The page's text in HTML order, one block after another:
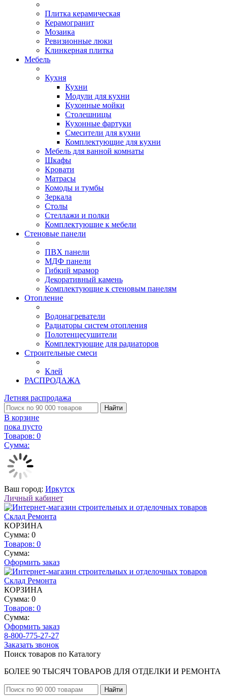
Плитка керамическая
Керамогранит
Мозаика
Ревизионные люки
Клинкерная плитка
Мебель
Кухня
Кухни
Модули для кухни
Кухонные мойки
Столешницы
Кухонные фартуки
Смесители для кухни
Комплектующие для кухни
Мебель для ванной комнаты
Шкафы
Кровати
Матрасы
Комоды и тумбы
Зеркала
Столы
Стеллажи и полки
Комплектующие к мебели
Стеновые панели
ПВХ панели
МДФ панели
Гибкий мрамор
Декоративный камень
Комплектующие к стеновым панелям
Отопление
Водонагреватели
Радиаторы систем отопления
Полотенцесушители
Комплектующие для радиаторов
Строительные смеси
Клей
РАСПРОДАЖА
Летняя распродажа
Найти
В корзине
пока пусто
Товаров: 0
Сумма:
Ваш город: Иркутск
Личный кабинет
КОРЗИНА
Сумма: 0
Товаров: 0
Сумма:
Оформить заказ
КОРЗИНА
Сумма: 0
Товаров: 0
Сумма:
Оформить заказ
8-800-775-27-27
Заказать звонок
Поиск товаров по Каталогу
БОЛЕЕ 90 ТЫСЯЧ ТОВАРОВ ДЛЯ ОТДЕЛКИ И РЕМОНТА